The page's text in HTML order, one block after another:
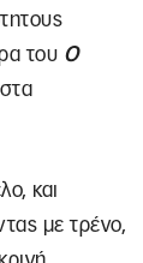
του Ο
και
με τρένο,